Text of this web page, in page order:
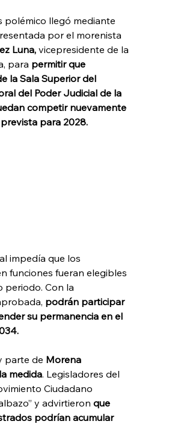
polémico llegó mediante
por el morenista
Luna, vicepresidente de la
para permitir que
la Sala Superior del
del Poder Judicial de la
competir nuevamente
para 2028.
impedía que los
funciones fueran elegibles
periodo. Con la
podrán participar
su permanencia en el
parte de Morena
medida. Legisladores del
Ciudadano
y advirtieron que
podrían acumular